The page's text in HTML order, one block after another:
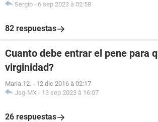
Sergio - 6 sep 2023 à 02:58
82 respuestas
Cuanto debe entrar el pene para
virginidad?
Maria.12. - 12 dic 2016 à 02:17
Jag-MX - 13 sep 2023 à 16:07
26 respuestas